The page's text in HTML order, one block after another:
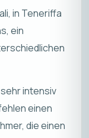
in Teneriffa
ein
intensiv
einen
die einen